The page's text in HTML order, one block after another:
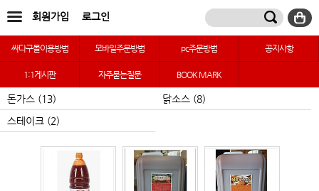
회원가입 로그인
싸다구몰이용방법 모바일주문방법 pc주문방법 공지사항
1:1게시판 자주묻는질문 BOOK MARK
돈가스 (13)
닭소스 (8)
스테이크 (2)